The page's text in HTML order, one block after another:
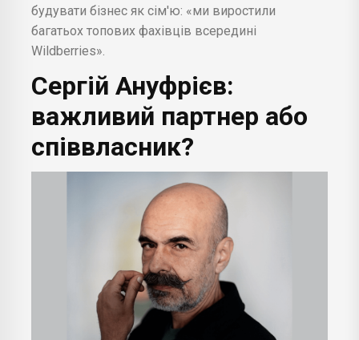
будувати бізнес як сім'ю: «ми виростили
багатьох топових фахівців всередині
Wildberries».
Сергій Ануфрієв:
важливий партнер або
співвласник?